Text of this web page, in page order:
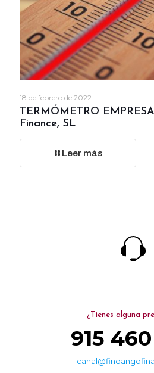
18 de febrero de 2022
TERMÓMETRO
Finance, SL
Leer más
¿Tienes alguna
915